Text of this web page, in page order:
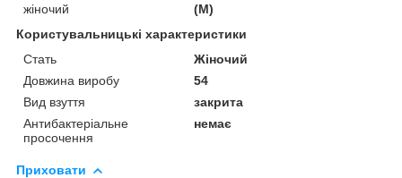
жіночий
(М)
Користувальницькі характеристики
Стать
Жіночий
Довжина виробу
54
Вид взуття
закрита
Антибактеріальне
просочення
немає
Приховати